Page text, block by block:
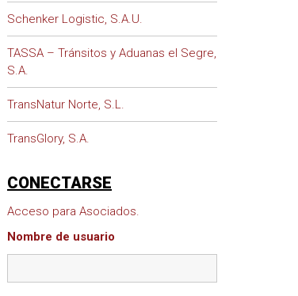
Schenker Logistic, S.A.U.
TASSA – Tránsitos y Aduanas el Segre,
S.A.
TransNatur Norte, S.L.
TransGlory, S.A.
CONECTARSE
Acceso para Asociados.
Nombre de usuario